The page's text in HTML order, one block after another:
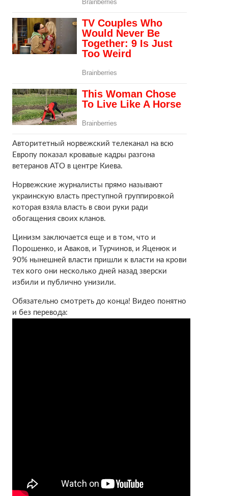
Авторитетный норвежский телеканал на всю
Европу показал кровавые кадры разгона
ветеранов АТО в центре Киева.
Норвежские журналисты прямо называют
украинскую власть преступной группировкой
которая взяла власть в свои руки ради
обогащения своих кланов.
Цинизм заключается еще и в том, что и
Порошенко, и Аваков, и Турчинов, и Яценюк и
90% нынешней власти пришли к власти на крови
тех кого они несколько дней назад зверски
избили и публично унизили.
Обязательно смотреть до конца! Видео понятно
и без перевода: